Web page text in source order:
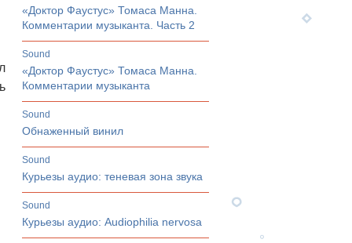
«Доктор Фаустус» Томаса Манна.
Комментарии музыканта. Часть 2
sound
«Доктор Фаустус» Томаса Манна.
Комментарии музыканта
sound
Обнаженный винил
sound
Курьезы аудио: теневая зона звука
sound
Курьезы аудио: Audiophilia nervosa